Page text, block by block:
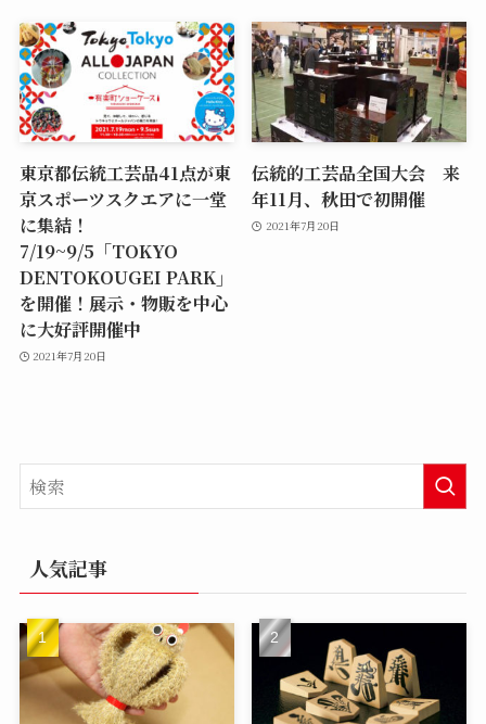
東京都伝統工芸品41点が東
京スポーツスクエアに一堂
に集結！
7/19~9/5「TOKYO
DENTOKOUGEI PARK」
を開催！展示・物販を中心
に大好評開催中
2021年7月20日
伝統的工芸品全国大会 来
年11月、秋田で初開催
2021年7月20日
人気記事